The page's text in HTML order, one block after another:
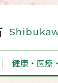
健康・医療